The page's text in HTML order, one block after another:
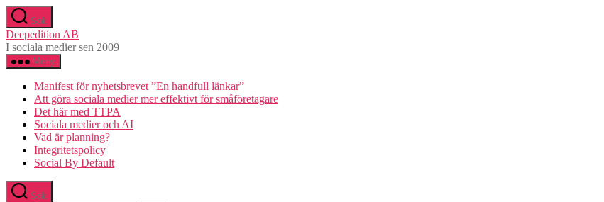
Hoppa
till
innehåll
Sök
Deepedition AB
I sociala medier sen 2009
Meny
Manifest för nyhetsbrevet ”En handfull länkar”
Att göra sociala medier mer effektivt för småföretagare
Det här med TTPA
Sociala medier och AI
Vad är planning?
Integritetspolicy
Social By Default
Sök